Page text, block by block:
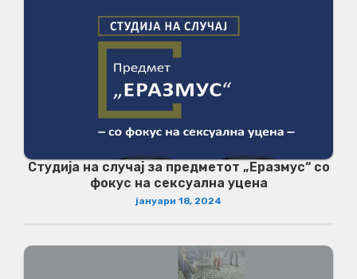
Студија на случај за предметот „Еразмус“ со
фокус на сексуална уцена
јануари 18, 2024